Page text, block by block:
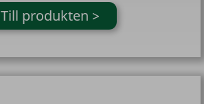
Till produkten >